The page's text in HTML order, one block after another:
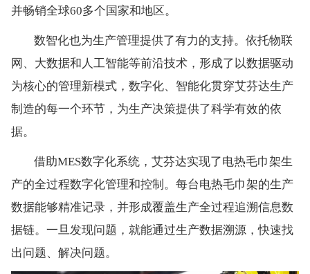
并畅销全球60多个国家和地区。
数智化也为生产管理提供了有力的支持。依托物联
网、大数据和人工智能等前沿技术，形成了以数据驱动
为核心的管理新模式，数字化、智能化贯穿艾芬达生产
制造的每一个环节，为生产决策提供了科学有效的依
据。
借助MES数字化系统，艾芬达实现了电热毛巾架生
产的全过程数字化管理和控制。每台电热毛巾架的生产
数据能够精准记录，并形成覆盖生产全过程追溯信息数
据链。一旦发现问题，就能通过生产数据溯源，快速找
出问题、解决问题。